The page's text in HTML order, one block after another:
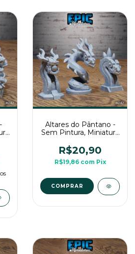
Altares do Pântano -
Sem Pintura, Miniatura
de Mesa
R$20,90
R$19,86 com Pix